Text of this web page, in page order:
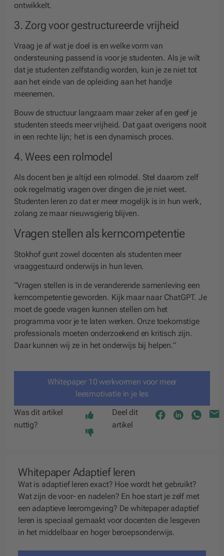
ontwikkelt.
3. Zorg voor gestructureerde vrijheid
Vraag je af wat je doel is en welke vorm van
ondersteuning passend is voor je studenten. Als je wilt
dat je studenten zelfstandig worden, kun je ze niet tot
aan het einde van de opleiding aan het handje
meenemen.
Bouw de structuur langzaam maar zeker af en geef je
studenten steeds meer vrijheid. Dat gaat overigens nooit
in een rechte lijn; het is een dynamisch proces.
4. Wees een rolmodel
Als docent ben je altijd een rolmodel. Stel daarom zelf
ook regelmatig vragen over dingen die je niet weet.
Studenten leren zo dat er meer mogelijk is in hun werk,
zolang ze maar nieuwsgierig blijven.
Vragen stellen als kerncompetentie
Stokhof gunt zowel docenten als studenten meer
vraaggestuurd onderwijs in hun leven.
“Vragen stellen is in de veranderende samenleving een
kerncompetentie geworden. Kijk maar naar ChatGPT. Je
moet de goede vragen kunnen stellen om het
programma voor je te laten werken. Onze toekomstige
professionals moeten onderzoekend en kritisch zijn.
Daar kunnen wij ze in het onderwijs bij helpen.”
Whitepaper 10 werkvormen voor meer
leesmotivatie in je les
Was dit artikel
nuttig?
Deel dit
artikel
Whitepaper Adaptief leren
Wat is adaptief leren exact? Hoe wordt het gebruikt?
Wat zijn de voor- en nadelen? En hoe start je zelf met
een adaptieve leeromgeving? De whitepaper adaptief
leren is speciaal gemaakt voor docenten die lesgeven
in het middelbaar en hoger beroepsonderwijs.